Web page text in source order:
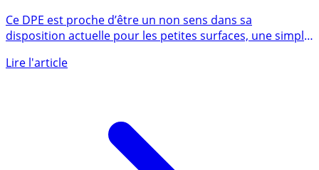
le DPE pourrait être revu et corrigé dès 2024
disposition actuelle pour les petites surfaces, une simple